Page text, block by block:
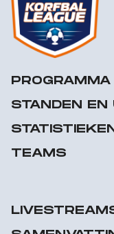
PROGRAMMA
STANDEN EN
TEAMS